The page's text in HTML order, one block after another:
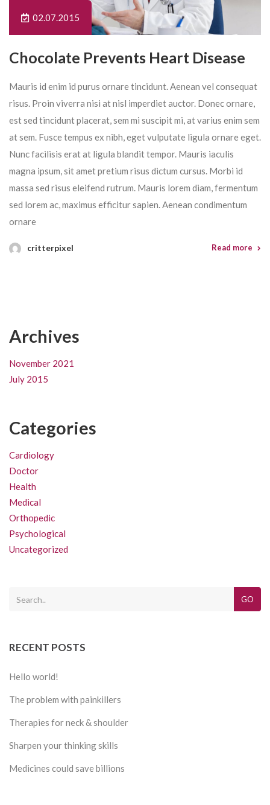
02.07.2015
Chocolate Prevents Heart Disease
Mauris id enim id purus ornare tincidunt. Aenean vel consequat
risus. Proin viverra nisi at nisl imperdiet auctor. Donec ornare,
est sed tincidunt placerat, sem mi suscipit mi, at varius enim sem
at sem. Fusce tempus ex nibh, eget vulputate ligula ornare eget.
Nunc facilisis erat at ligula blandit tempor. Mauris iaculis
magna ipsum, sit amet pretium risus dictum cursus. Morbi id
massa sed risus eleifend rutrum. Mauris lorem diam, fermentum
sed lorem ac, maximus efficitur sapien. Aenean condimentum
ornare
critterpixel Read more
Archives
November 2021
July 2015
Categories
Cardiology
Doctor
Health
Medical
Orthopedic
Psychological
Uncategorized
GO
RECENT POSTS
Hello world!
The problem with painkillers
Therapies for neck & shoulder
Sharpen your thinking skills
Medicines could save billions